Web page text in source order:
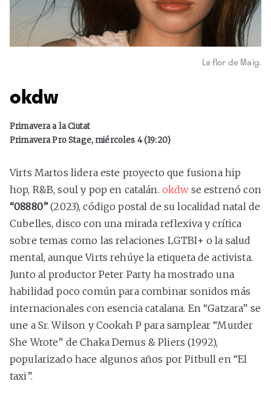
La flor de Maig.
okdw
Primavera a la Ciutat
Primavera Pro Stage, miércoles 4 (19:20)
Virts Martos lidera este proyecto que fusiona hip
hop, R&B, soul y pop en catalán. okdwse estrenó con
“08880” (2023), código postal de su localidad natal de
Cubelles, disco con una mirada reflexiva y crítica
sobre temas como las relaciones LGTBI+ o la salud
mental, aunque Virts rehúye la etiqueta de activista.
Junto al productor Peter Party ha mostrado una
habilidad poco común para combinar sonidos más
internacionales con esencia catalana. En “Gatzara” se
une a Sr. Wilson y Cookah P para samplear “Murder
She Wrote” de Chaka Demus & Pliers (1992),
popularizado hace algunos años por Pitbull en “El
taxi”.